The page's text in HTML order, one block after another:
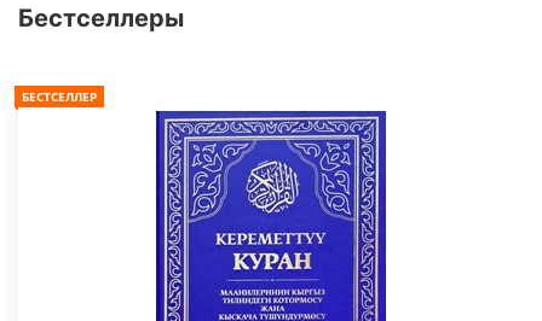
Бестселлеры
БЕСТСЕЛЛЕР